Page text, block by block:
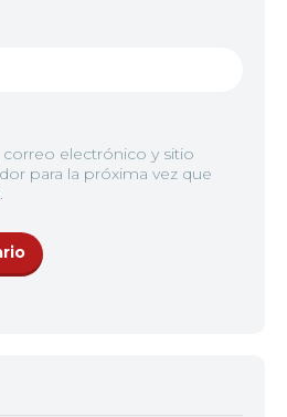
electrónico y sitio
para la próxima vez que